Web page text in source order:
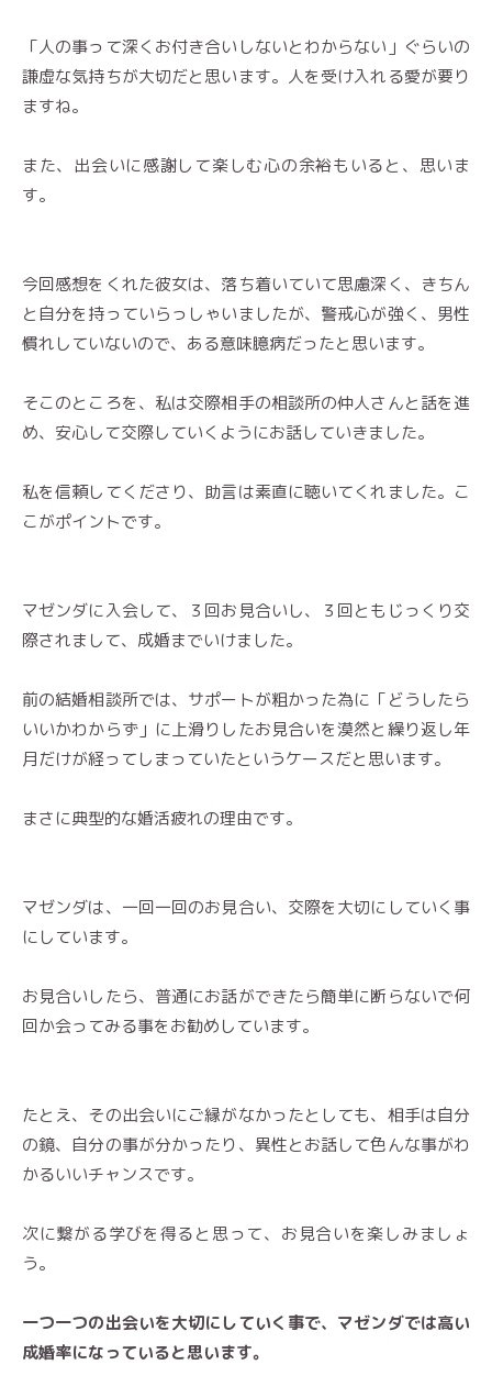
「人の事って深くお付き合いしないとわからない」ぐらいの
謙虚な気持ちが大切だと思います。人を受け入れる愛が要り
ますね。
また、出会いに感謝して楽しむ心の余裕もいると、思いま
す。
今回感想をくれた彼女は、落ち着いていて思慮深く、きちん
と自分を持っていらっしゃいましたが、警戒心が強く、男性
慣れしていないので、ある意味臆病だったと思います。
そこのところを、私は交際相手の相談所の仲人さんと話を進
め、安心して交際していくようにお話していきました。
私を信頼してくださり、助言は素直に聴いてくれました。こ
こがポイントです。
マゼンダに入会して、３回お見合いし、３回ともじっくり交
際されまして、成婚までいけました。
前の結婚相談所では、サポートが粗かった為に「どうしたら
いいかわからず」に上滑りしたお見合いを漠然と繰り返し年
月だけが経ってしまっていたというケースだと思います。
まさに典型的な婚活疲れの理由です。
マゼンダは、一回一回のお見合い、交際を大切にしていく事
にしています。
お見合いしたら、普通にお話ができたら簡単に断らないで何
回か会ってみる事をお勧めしています。
たとえ、その出会いにご縁がなかったとしても、相手は自分
の鏡、自分の事が分かったり、異性とお話して色んな事がわ
かるいいチャンスです。
次に繋がる学びを得ると思って、お見合いを楽しみましょ
う。
一つ一つの出会いを大切にしていく事で、マゼンダでは高い
成婚率になっていると思います。